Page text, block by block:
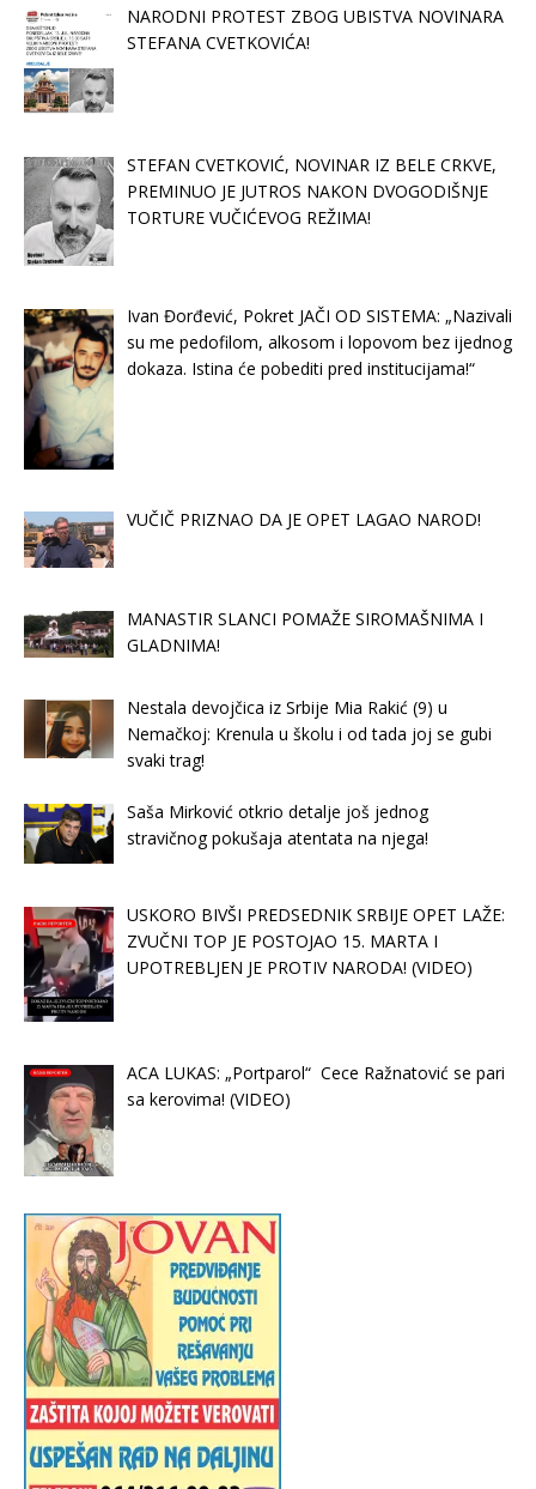
NARODNI PROTEST ZBOG UBISTVA NOVINARA
STEFANA CVETKOVIĆA!
STEFAN CVETKOVIĆ, NOVINAR IZ BELE CRKVE,
PREMINUO JE JUTROS NAKON DVOGODIŠNJE
TORTURE VUČIĆEVOG REŽIMA!
Ivan Đorđević, Pokret JAČI OD SISTEMA: „Nazivali
su me pedofilom, alkosom i lopovom bez ijednog
dokaza. Istina će pobediti pred institucijama!“
VUČIČ PRIZNAO DA JE OPET LAGAO NAROD!
MANASTIR SLANCI POMAŽE SIROMAŠNIMA I
GLADNIMA!
Nestala devojčica iz Srbije Mia Rakić (9) u
Nemačkoj: Krenula u školu i od tada joj se gubi
svaki trag!
Saša Mirković otkrio detalje još jednog
stravičnog pokušaja atentata na njega!
USKORO BIVŠI PREDSEDNIK SRBIJE OPET LAŽE:
ZVUČNI TOP JE POSTOJAO 15. MARTA I
UPOTREBLJEN JE PROTIV NARODA! (VIDEO)
ACA LUKAS: „Portparol“ Cece Ražnatović se pari
sa kerovima! (VIDEO)